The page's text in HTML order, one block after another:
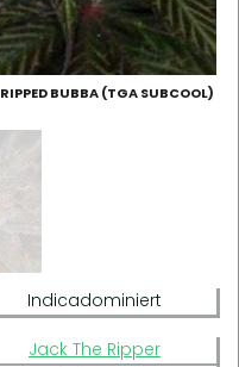
RIPPED BUBBA (TGA SUBCOOL)
Indicadominiert
Jack The Ripper